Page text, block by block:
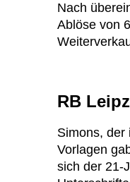
Nach
Ablöse von
RB
Simons, der
Vorlagen
sich der 21-